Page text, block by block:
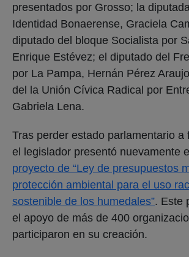
presentados por Grosso; la
Identidad Bonaerense, Graciela
diputado del bloque Socialista por
Enrique Estévez; el diputado del
por La Pampa, Hernán Pérez
del la Unión Cívica Radical por
Gabriela Lena.
Tras perder estado parlamentario a
el legislador presentó nuevamente
proyecto de “Ley de presupuestos
protección ambiental para el uso
sostenible de los humedales”. Este
el apoyo de más de 400
participaron en su creación.